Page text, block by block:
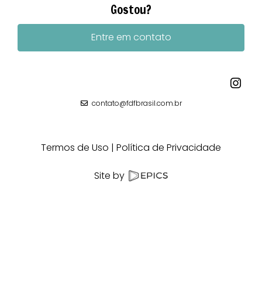
Gostou?
Entre em contato
contato@fdfbrasil.com.br
Termos de Uso Política de Privacidade
Site by